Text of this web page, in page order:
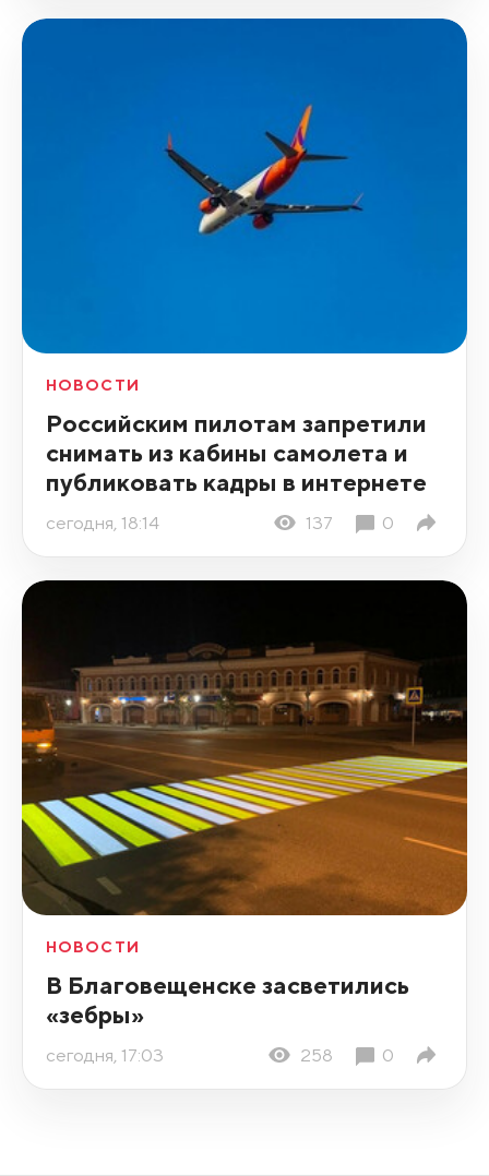
НОВОСТИ
Российским пилотам запретили
снимать из кабины самолета и
публиковать кадры в интернете
сегодня, 18:14 137 0
НОВОСТИ
В Благовещенске засветились
«зебры»
сегодня, 17:03 258 0